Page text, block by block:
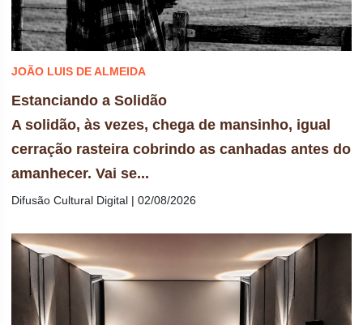
JOÃO LUIS DE ALMEIDA
Estanciando a Solidão
A solidão, às vezes, chega de mansinho, igual
cerração rasteira cobrindo as canhadas antes do
amanhecer. Vai se...
Difusão Cultural Digital | 02/08/2026